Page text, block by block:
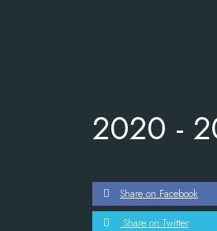
2020 -
Share on Facebook
Share on Twitter